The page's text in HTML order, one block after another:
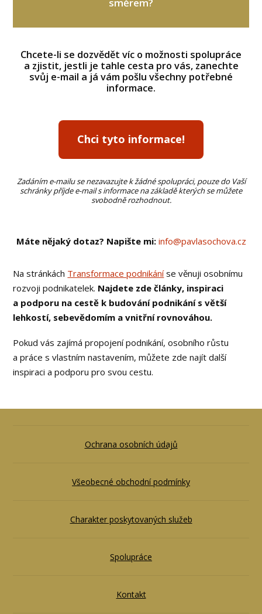
Chcete-li se dozvědět víc o možnosti spolupráce
a zjistit, jestli je tahle cesta pro vás, zanechte
svůj e-mail a já vám pošlu všechny potřebné
informace.
Chci tyto informace!
Zadáním e-mailu se nezavazujte k žádné spolupráci, pouze do Vaší
schránky příjde e-mail s informace na základě kterých se můžete
svobodně rozhodnout.
Máte nějaký dotaz? Napište mi: info@pavlasochova.cz
Na stránkách Transformace podnikání se věnuji osobnímu
rozvoji podnikatelek. Najdete zde články, inspiraci
a podporu na cestě k budování podnikání s větší
lehkostí, sebevědomím a vnitřní rovnováhou.
Pokud vás zajímá propojení podnikání, osobního růstu
a práce s vlastním nastavením, můžete zde najít další
inspiraci a podporu pro svou cestu.
Ochrana osobních údajů
Všeobecné obchodní podmínky
Charakter poskytovaných služeb
Spolupráce
Kontakt